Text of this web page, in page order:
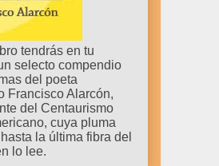
tendrás en tu
selecto compendio
del poeta
Francisco Alarcón,
del Centaurismo
cuya pluma
la última fibra del
lo lee.